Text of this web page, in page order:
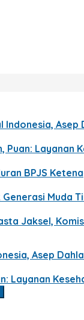
Indonesia,
Puan: Layanan
BPJS
Generasi
Jaksel,
Asep
Layanan